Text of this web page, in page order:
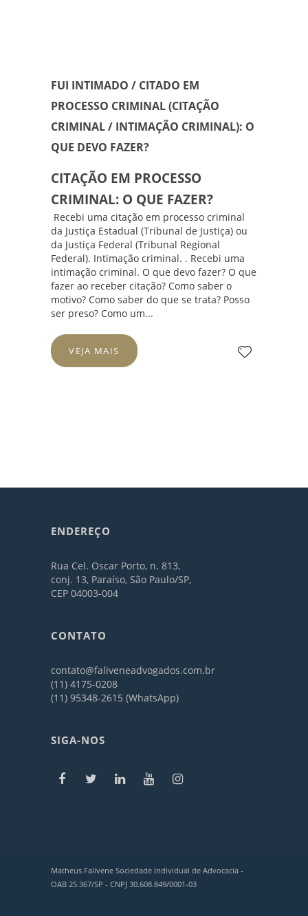
FUI INTIMADO / CITADO EM
PROCESSO CRIMINAL (CITAÇÃO
CRIMINAL / INTIMAÇÃO CRIMINAL): O
QUE DEVO FAZER?
CITAÇÃO EM PROCESSO
CRIMINAL: O QUE FAZER?
Recebi uma citação em processo criminal
da Justiça Estadual (Tribunal de Justiça) ou
da Justiça Federal (Tribunal Regional
Federal). Intimação criminal. . Recebi uma
intimação criminal. O que devo fazer? O que
fazer ao receber citação? Como saber o
motivo? Como saber do que se trata? Posso
ser preso? Como um...
VEJA MAIS
ENDEREÇO
Rua Cel. Oscar Porto, n. 813,
conj. 13, Paraíso, São Paulo/SP,
CEP 04003-004
CONTATO
contato@faliveneadvogados.com.br
(11) 4175-0208
(11) 95348-2615 (WhatsApp)
SIGA-NOS
Matheus Falivene Sociedade Individual de Advocacia -
OAB 25.367/SP - CNPJ 30.608.849/0001-03